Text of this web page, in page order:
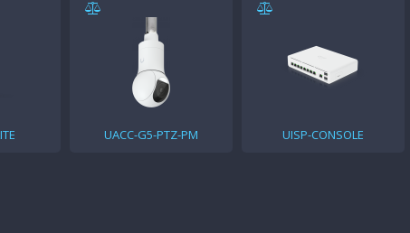
UACC-G5-PTZ-PM UISP-CONSOLE